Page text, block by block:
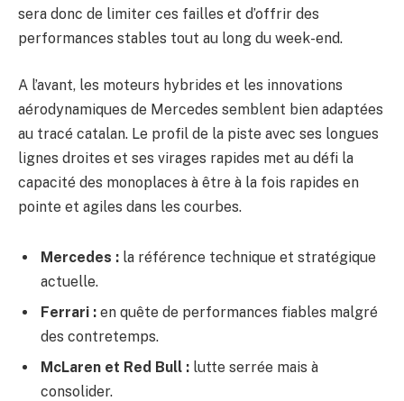
sera donc de limiter ces failles et d’offrir des
performances stables tout au long du week-end.
A l’avant, les moteurs hybrides et les innovations
aérodynamiques de Mercedes semblent bien adaptées
au tracé catalan. Le profil de la piste avec ses longues
lignes droites et ses virages rapides met au défi la
capacité des monoplaces à être à la fois rapides en
pointe et agiles dans les courbes.
Mercedes : la référence technique et stratégique
actuelle.
Ferrari : en quête de performances fiables malgré
des contretemps.
McLaren et Red Bull : lutte serrée mais à
consolider.